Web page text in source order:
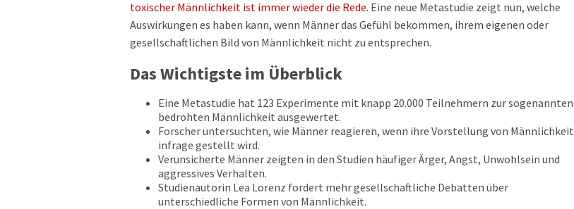
toxischer Männlichkeit ist immer wieder die Rede. Eine neue Metastudie zeigt nun, welche
Auswirkungen es haben kann, wenn Männer das Gefühl bekommen, ihrem eigenen oder
gesellschaftlichen Bild von Männlichkeit nicht zu entsprechen.
Das Wichtigste im Überblick
Eine Metastudie hat 123 Experimente mit knapp 20.000 Teilnehmern zur sogenannten
bedrohten Männlichkeit ausgewertet.
Forscher untersuchten, wie Männer reagieren, wenn ihre Vorstellung von Männlichkeit
infrage gestellt wird.
Verunsicherte Männer zeigten in den Studien häufiger Ärger, Angst, Unwohlsein und
aggressives Verhalten.
Studienautorin Lea Lorenz fordert mehr gesellschaftliche Debatten über
unterschiedliche Formen von Männlichkeit.